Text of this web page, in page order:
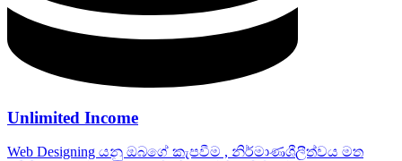
Unlimited Income
Web Designing යනු ඔබගේ කැපවීම , නිර්මාණශීලීත්වය මත